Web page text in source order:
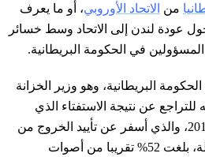
من الاتحاد الأوروبي، أو ما يعرف
عودة لندن إلى الاتحاد وسط خسائر
المسؤولين في الحكومة البريطانية.
البريطانية، وهو وزير الخزانة
عن نتيجة الاستفتاء الذي
أُجري في 23 يونيو/حزيران 2016، والذي أسفر عن تأييد الخروج من
الاتحاد الأوروبي بأغلبية بسيطة، بلغت 52% تقريبا من أصوات